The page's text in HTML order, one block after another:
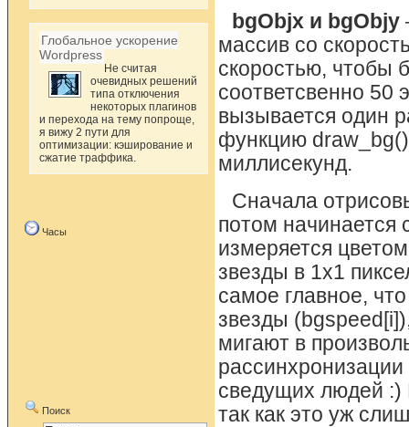
Глобальное ускорение
Wordpress
Не считая
очевидных решений
типа отключения
некоторых плагинов
и перехода на тему попроще,
я вижу 2 пути для
оптимизации: кэширование и
сжатие траффика.
Часы
Поиск
bgObjx и bgObjy
массив со
скоростью, чтобы
соответсвенно 50
вызывается один
функцию draw_bg()
миллисекунд.
Сначала
потом начинается
измеряется
звезды в 1х1
самое главное,
звезды
мигают в
сведущих людей :)
так как это уж